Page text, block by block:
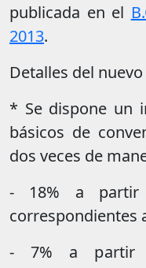
publicada en el
2013.
Detalles del
* Se dispone un
básicos de
dos veces de
- 18% a partir
correspondientes
- 7% a partir